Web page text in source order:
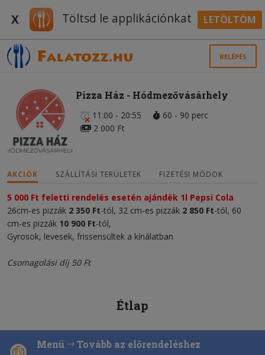
X Töltsd le applikációnkat LETÖLTÖM
BELÉPÉS
Pizza Ház - Hódmezővásárhely
11:00 - 20:55
60 - 90 perc
2 000 Ft
AKCIÓK SZÁLLÍTÁSI TERÜLETEK FIZETÉSI MÓDOK
5 000 Ft feletti rendelés esetén ajándék 1l Pepsi Cola
26cm-es pizzák 2 350 Ft-tól, 32 cm-es pizzák 2 850 Ft-tól, 60
cm-es pizzák 10 900 Ft-tól,
Gyrosok, levesek, frissensültek a kínálatban
Csomagolási díj 50 Ft
Étlap
Menü Tovább az előrendeléshez